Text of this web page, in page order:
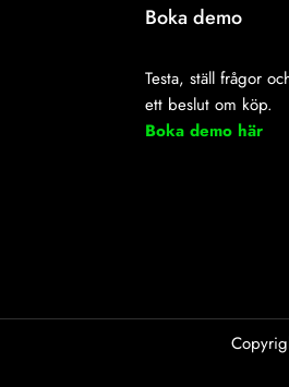
Boka demo
Testa, ställ frågor
ett beslut om köp.
Boka demo här